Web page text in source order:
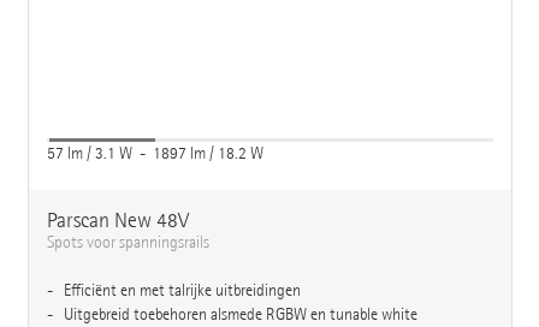
57 lm / 3.1 W - 1897 lm / 18.2 W
Parscan New 48V
Spots voor spanningsrails
Efficiënt en met talrijke uitbreidingen
Uitgebreid toebehoren alsmede RGBW en tunable white